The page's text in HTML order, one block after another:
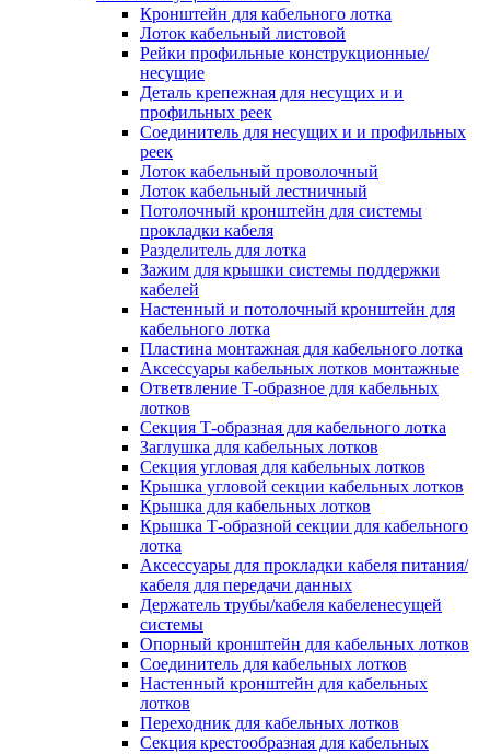
Кронштейн для кабельного лотка
Лоток кабельный листовой
Рейки профильные конструкционные/
несущие
Деталь крепежная для несущих и и
профильных реек
Соединитель для несущих и и профильных
реек
Лоток кабельный проволочный
Лоток кабельный лестничный
Потолочный кронштейн для системы
прокладки кабеля
Разделитель для лотка
Зажим для крышки системы поддержки
кабелей
Настенный и потолочный кронштейн для
кабельного лотка
Пластина монтажная для кабельного лотка
Аксессуары кабельных лотков монтажные
Ответвление Т-образное для кабельных
лотков
Секция Т-образная для кабельного лотка
Заглушка для кабельных лотков
Секция угловая для кабельных лотков
Крышка угловой секции кабельных лотков
Крышка для кабельных лотков
Крышка Т-образной секции для кабельного
лотка
Аксессуары для прокладки кабеля питания/
кабеля для передачи данных
Держатель трубы/кабеля кабеленесущей
системы
Опорный кронштейн для кабельных лотков
Соединитель для кабельных лотков
Настенный кронштейн для кабельных
лотков
Переходник для кабельных лотков
Секция крестообразная для кабельных